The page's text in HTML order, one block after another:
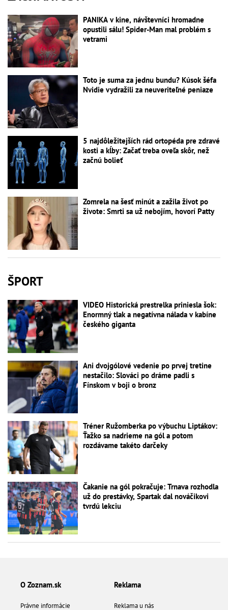
PANIKA v kine, návštevníci hromadne
opustili sálu! Spider-Man mal problém s
vetrami
Toto je suma za jednu bundu? Kúsok šéfa
Nvidie vydražili za neuveriteľné peniaze
5 najdôležitejších rád ortopéda pre zdravé
kosti a kĺby: Začať treba oveľa skôr, než
začnú bolieť
Zomrela na šesť minút a zažila život po
živote: Smrti sa už nebojím, hovorí Patty
ŠPORT
VIDEO Historická prestrelka priniesla šok:
Enormný tlak a negatívna nálada v kabíne
českého giganta
Ani dvojgólové vedenie po prvej tretine
nestačilo: Slováci po dráme padli s
Fínskom v boji o bronz
Tréner Ružomberka po výbuchu Liptákov:
Ťažko sa nadrieme na gól a potom
rozdávame takéto darčeky
Čakanie na gól pokračuje: Trnava rozhodla
už do prestávky, Spartak dal nováčikovi
tvrdú lekciu
O Zoznam.sk
Právne informácie
Reklama
Reklama u nás